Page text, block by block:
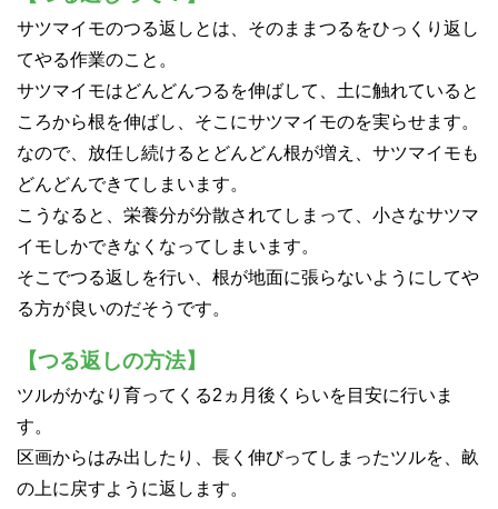
サツマイモのつる返しとは、そのままつるをひっくり返し
てやる作業のこと。
サツマイモはどんどんつるを伸ばして、土に触れていると
ころから根を伸ばし、そこにサツマイモのを実らせます。
なので、放任し続けるとどんどん根が増え、サツマイモも
どんどんできてしまいます。
こうなると、栄養分が分散されてしまって、小さなサツマ
イモしかできなくなってしまいます。
そこでつる返しを行い、根が地面に張らないようにしてや
る方が良いのだそうです。
【つる返しの方法】
ツルがかなり育ってくる2ヵ月後くらいを目安に行いま
す。
区画からはみ出したり、長く伸びってしまったツルを、畝
の上に戻すように返します。